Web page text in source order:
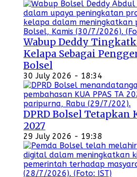
Wabup Deddy
Kelapa Sebagai
Bolsel
30 July 2026 - 18:34
DPRD Bolsel Tetapkan
2027
29 July 2026 - 19:38